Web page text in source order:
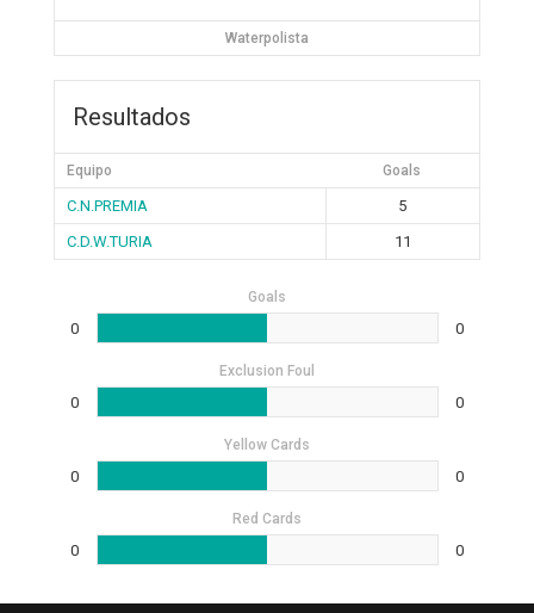
Waterpolista
Resultados
Equipo Goals
C.N.PREMIA
5
C.D.W.TURIA
11
Goals
0 0
Exclusion Foul
0 0
Yellow Cards
0 0
Red Cards
0 0